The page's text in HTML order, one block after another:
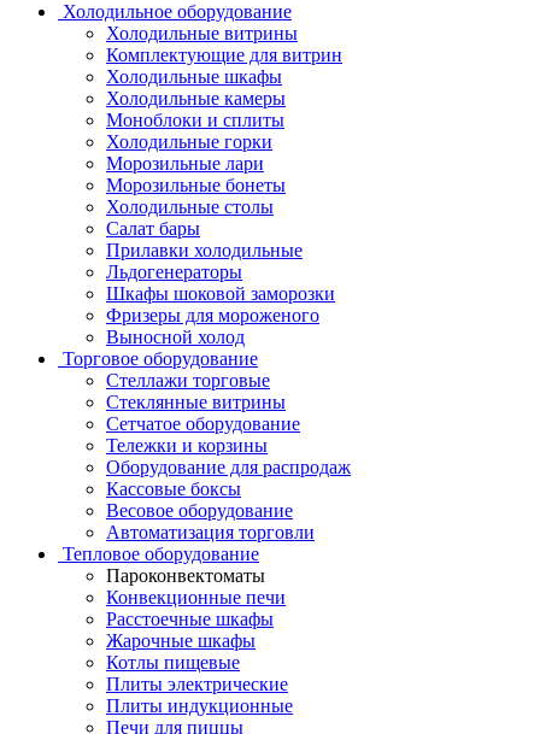
Холодильное оборудование
Холодильные витрины
Комплектующие для витрин
Холодильные шкафы
Холодильные камеры
Моноблоки и сплиты
Холодильные горки
Морозильные лари
Морозильные бонеты
Холодильные столы
Салат бары
Прилавки холодильные
Льдогенераторы
Шкафы шоковой заморозки
Фризеры для мороженого
Выносной холод
Торговое оборудование
Стеллажи торговые
Стеклянные витрины
Сетчатое оборудование
Тележки и корзины
Оборудование для распродаж
Кассовые боксы
Весовое оборудование
Автоматизация торговли
Тепловое оборудование
Пароконвектоматы
Конвекционные печи
Расстоечные шкафы
Жарочные шкафы
Котлы пищевые
Плиты электрические
Плиты индукционные
Печи для пиццы